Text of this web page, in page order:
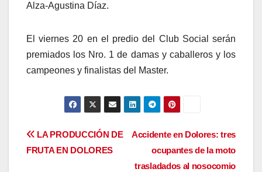
Alza-Agustina Díaz.
El viernes 20 en el predio del Club Social serán
premiados los Nro. 1 de damas y caballeros y los
campeones y finalistas del Master.
Navegación
Accidente en Dolores: tres
ocupantes de la moto
trasladados al nosocomio
LA PRODUCCIÓN DE
FRUTA EN DOLORES